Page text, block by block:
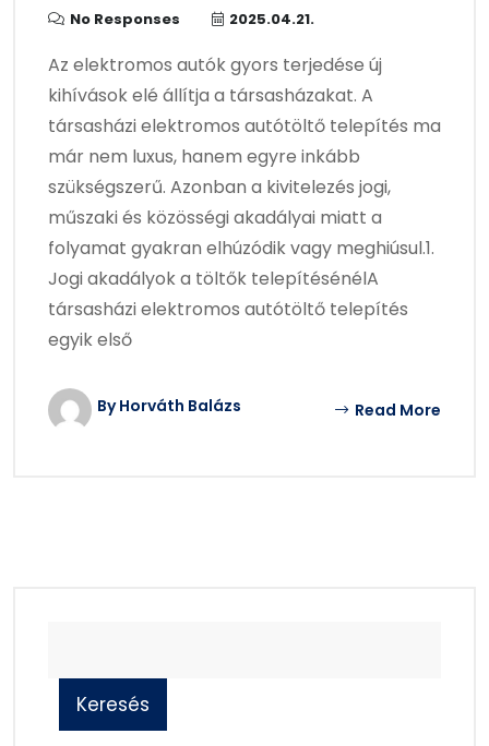
No Responses 2025.04.21.
Az elektromos autók gyors terjedése új
kihívások elé állítja a társasházakat. A
társasházi elektromos autótöltő telepítés ma
már nem luxus, hanem egyre inkább
szükségszerű. Azonban a kivitelezés jogi,
műszaki és közösségi akadályai miatt a
folyamat gyakran elhúzódik vagy meghiúsul.1.
Jogi akadályok a töltők telepítésénélA
társasházi elektromos autótöltő telepítés
egyik első
By Horváth Balázs Read More
Keresés